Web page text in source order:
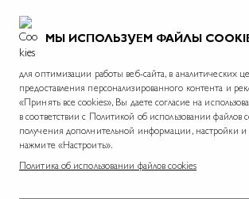
125047, г. Москва, вн.тер.г. муниципальный округ Тверской, пл. Тверская
ИНН 7726059896
На информационном ресурсе применяются рекомендательные технологии.
Политика обработки
Skin.ruМеждународный сайт
МЫ ИСПОЛЬЗУЕМ ФАЙЛЫ
для оптимизации работы веб-сайта, в аналитических
предоставления персонализированного контента и
«Принять все cookies», Вы даете согласие на
в соответствии с Политикой об использовании файлов
получения дополнительной информации, настройки и
нажмите «Настроить».
Политика об использовании файлов cookies